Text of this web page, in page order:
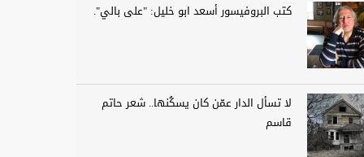
كتب البروفيسور أسعد ابو خليل: "على بالي".
لا تسأل الدار عمّن كان يسكُنها.. شعر حاتم
قاسم